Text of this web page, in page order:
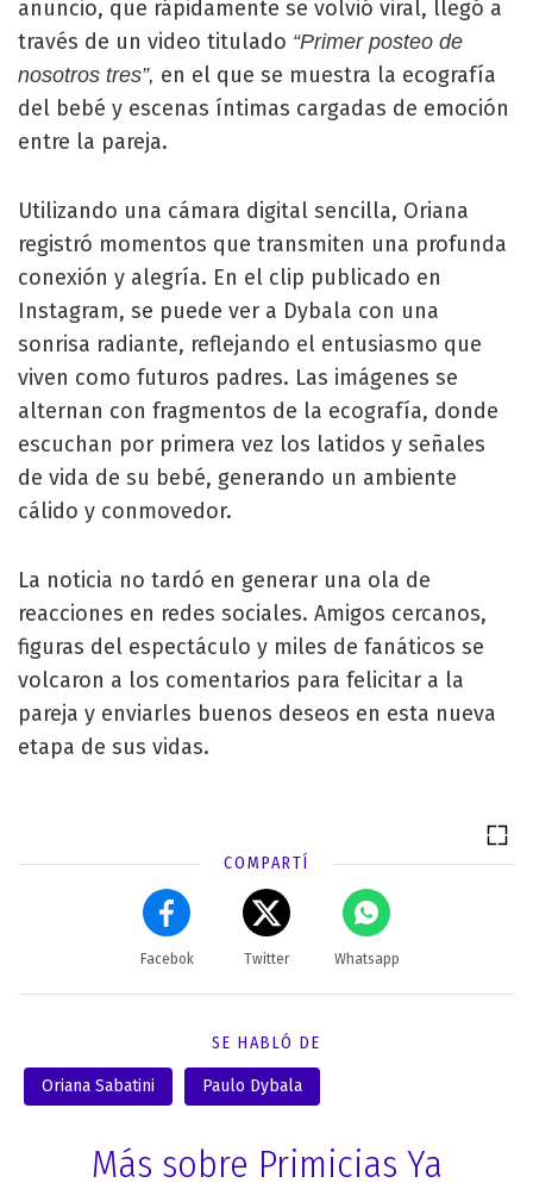
anuncio, que rápidamente se volvió viral, llegó a
través de un video titulado “Primer posteo de
nosotros tres”, en el que se muestra la ecografía
del bebé y escenas íntimas cargadas de emoción
entre la pareja.
Utilizando una cámara digital sencilla, Oriana
registró momentos que transmiten una profunda
conexión y alegría. En el clip publicado en
Instagram, se puede ver a Dybala con una
sonrisa radiante, reflejando el entusiasmo que
viven como futuros padres. Las imágenes se
alternan con fragmentos de la ecografía, donde
escuchan por primera vez los latidos y señales
de vida de su bebé, generando un ambiente
cálido y conmovedor.
La noticia no tardó en generar una ola de
reacciones en redes sociales. Amigos cercanos,
figuras del espectáculo y miles de fanáticos se
volcaron a los comentarios para felicitar a la
pareja y enviarles buenos deseos en esta nueva
etapa de sus vidas.
COMPARTÍ
Facebok Twitter Whatsapp
SE HABLÓ DE
Oriana Sabatini Paulo Dybala
Más sobre Primicias Ya